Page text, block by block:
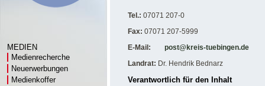
MEDIEN
Medienrecherche
Neuerwerbungen
Medienkoffer
Tel.: 07071 207-0
Fax: 07071 207-5999
E-Mail:
post@kreis-tuebingen.de
Landrat: Dr. Hendrik Bednarz
Verantwortlich für den Inhalt